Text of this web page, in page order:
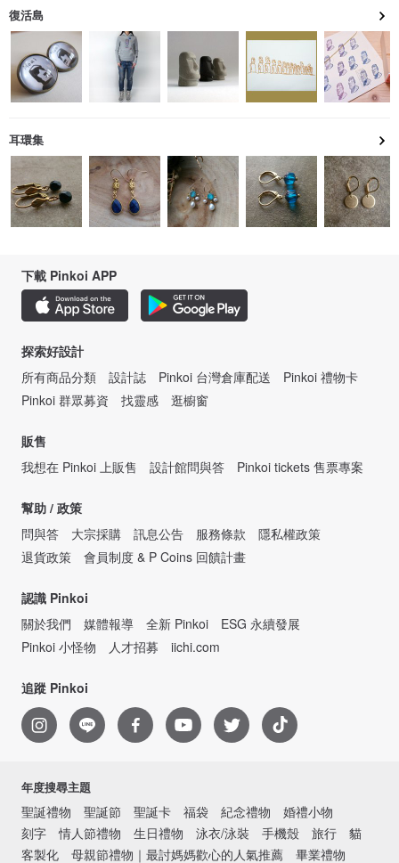
復活島
耳環集
下載 Pinkoi APP
探索好設計
所有商品分類
設計誌 Pinkoi 台灣倉庫配送
Pinkoi 禮物卡
Pinkoi 群眾募資
找靈感 逛櫥窗
販售
我想在 Pinkoi 上販售
設計館問與答 Pinkoi tickets 售票專案
幫助 / 政策
問與答
大宗採購 訊息公告 服務條款
隱私權政策
退貨政策
會員制度 & P Coins 回饋計畫
認識 Pinkoi
關於我們
媒體報導 全新 Pinkoi
ESG 永續發展
Pinkoi 小怪物
人才招募 iichi.com
追蹤 Pinkoi
年度搜尋主題
聖誕禮物 聖誕節 聖誕卡 福袋 紀念禮物
婚禮小物
刻字
情人節禮物 生日禮物 泳衣/泳裝 手機殼 旅行
貓
客製化
母親節禮物｜最討媽媽歡心的人氣推薦 畢業禮物